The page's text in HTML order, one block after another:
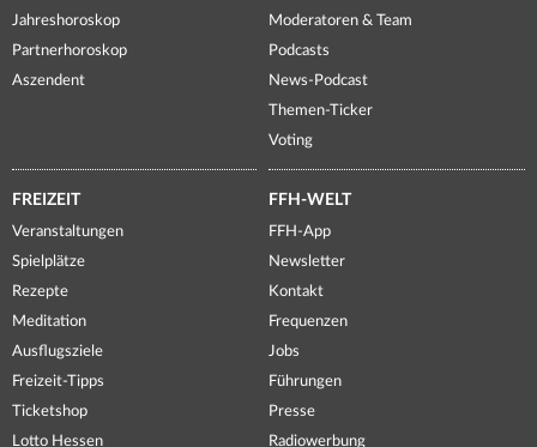
Jahreshoroskop
Partnerhoroskop
Aszendent
Moderatoren & Team
Podcasts
News-Podcast
Themen-Ticker
Voting
FREIZEIT
Veranstaltungen
Spielplätze
Rezepte
Meditation
Ausflugsziele
Freizeit-Tipps
Ticketshop
Lotto Hessen
FFH-WELT
FFH-App
Newsletter
Kontakt
Frequenzen
Jobs
Führungen
Presse
Radiowerbung